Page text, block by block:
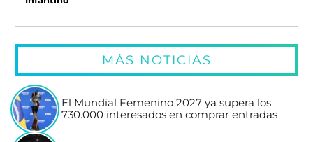
MÁS NOTICIAS
El Mundial Femenino 2027 ya supera los
730.000 interesados en comprar entradas